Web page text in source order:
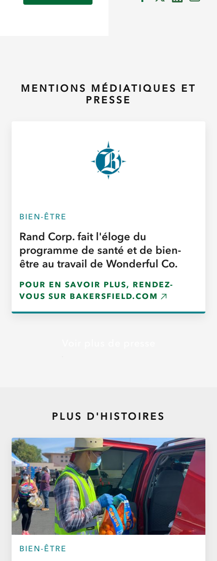
MENTIONS MÉDIATIQUES ET
PRESSE
BIEN-ÊTRE
Rand Corp. fait l'éloge du
programme de santé et de bien-
être au travail de Wonderful Co.
POUR EN SAVOIR PLUS, RENDEZ-
VOUS SUR BAKERSFIELD.COM
PLUS D'HISTOIRES
BIEN-ÊTRE